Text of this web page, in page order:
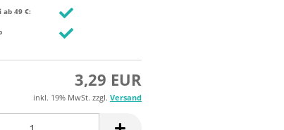
49 €:
3,29 EUR
inkl. 19% MwSt. zzgl. Versand